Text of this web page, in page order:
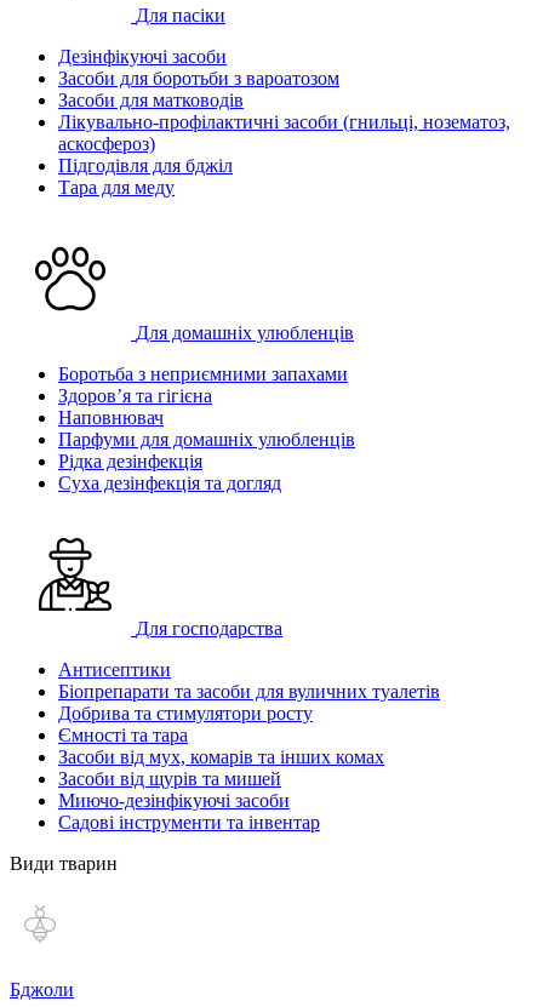
Для пасіки
Дезінфікуючі засоби
Засоби для боротьби з вароатозом
Засоби для матководів
Лікувально-профілактичні засоби (гнильці, нозематоз,
аскосфероз)
Підгодівля для бджіл
Тара для меду
Для домашніх улюбленців
Боротьба з неприємними запахами
Здоров’я та гігієна
Наповнювач
Парфуми для домашніх улюбленців
Рідка дезінфекція
Суха дезінфекція та догляд
Для господарства
Антисептики
Біопрепарати та засоби для вуличних туалетів
Добрива та стимулятори росту
Ємності та тара
Засоби від мух, комарів та інших комах
Засоби від щурів та мишей
Миючо-дезінфікуючі засоби
Садові інструменти та інвентар
Види тварин
Бджоли